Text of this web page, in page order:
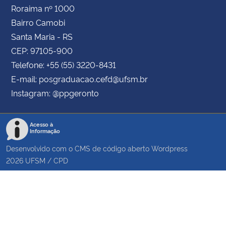
Roraima nº 1000
Bairro Camobi
Santa Maria - RS
CEP: 97105-900
Telefone: +55 (55) 3220-8431
E-mail: posgraduacao.cefd@ufsm.br
Instagram: @ppgeronto
Acesso à
Informação
Desenvolvido com o CMS de código aberto Wordpress
2026 UFSM / CPD